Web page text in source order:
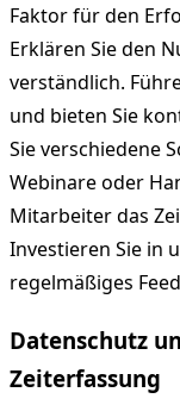
Faktor für den
Erklären Sie den
verständlich.
und bieten Sie
Sie verschiedene
Webinare oder
Mitarbeiter das
Investieren Sie in
regelmäßiges
Datenschutz
Zeiterfassung